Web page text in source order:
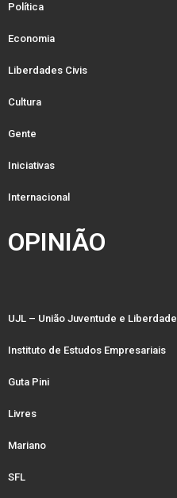
Política
Economia
Liberdades Civis
Cultura
Gente
Iniciativas
Internacional
OPINIÃO
UJL – União Juventude e Liberdade
Instituto de Estudos Empresariais
Guta Pini
Livres
Mariano
SFL